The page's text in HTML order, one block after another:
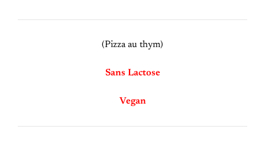
(Pizza au thym)
Sans Lactose
Vegan